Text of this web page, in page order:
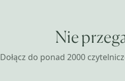
Nie
Dołącz do ponad 2000